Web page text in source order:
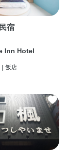
宿
Inn Hotel
| 飯店